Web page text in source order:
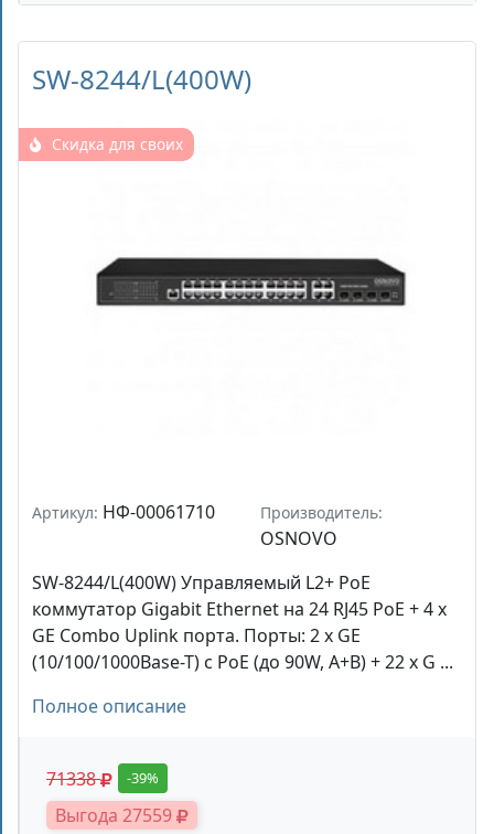
SW-8244/L(400W)
Скидка для своих
Артикул: НФ-00061710 Производитель:
OSNOVO
SW-8244/L(400W) Управляемый L2+ PoE
коммутатор Gigabit Ethernet на 24 RJ45 PoE + 4 x
GE Combo Uplink порта. Порты: 2 x GE
(10/100/1000Base-T) с PoE (до 90W, A+B) + 22 x G ...
Полное описание
71338 -39%
Выгода 27559